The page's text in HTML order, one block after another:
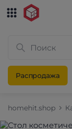
Распродажа
homehit.shop